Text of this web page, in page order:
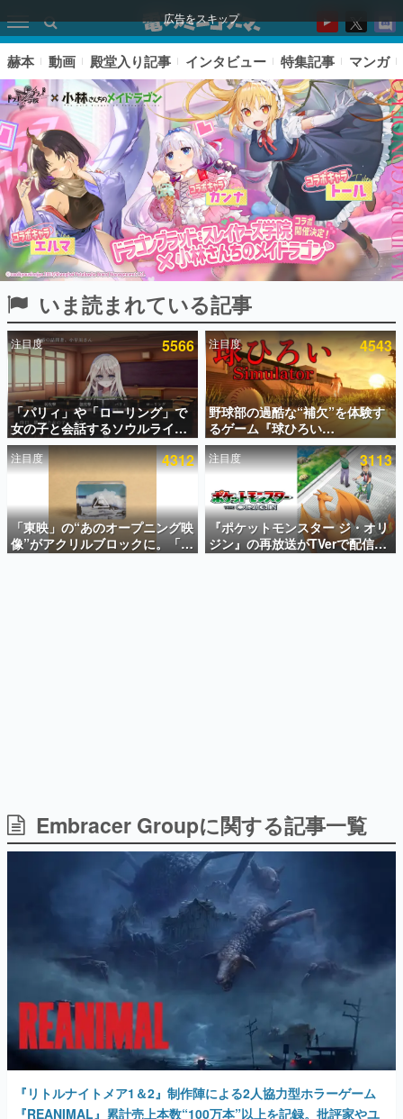
広告をスキップ
ピックアップ
電ファミのいま読まれている記事ランキング
アプリセール情報
インタビュー
連載・特集一覧
殿堂入り記事
SNS拡散数が数千以上！ ページビュー数万以上！ などな
ど。多くの人々に読まれた、電ファミ渾身の“殿堂入り”記
事をまとめました。
日本のコンテンツ産業やカルチャーに与えた影響を探る企
画です。
日本モバイルゲーム産業史
日本のモバイルゲーム史における主要なトピック・タイト
ルを網羅するほか、開発者へのインタビューや識者による
解説を掲載。約20年の歴史が一望できる決定版！
若ゲのいたり〜ゲームクリエイターの青春〜
『うつヌケ』『ペンと箸』等で知られるマンガ家・田中圭
一先生によるゲーム業界レポートマンガです。
なんでゲームは面白い？
ゲーム開発者・hamatsu氏がゲームの魅力を画面や操作の
具体的な形から解き明かしていく、硬派で骨太な評論連載
です。
「経験値」「裏技」「ラスボス」… ゲームにまつわる言葉
の起源や用法の変遷を、コンピューター文化史研究家・タ
赫本 動画 殿堂入り記事 インタビュー 特集記事 マンガ
いま読まれている記事
注目度 5566
「パリィ」や「ローリング」で
女の子と会話するソウルライク
恋愛ゲーム『小早川さんはソウ
ルライク』無料公開。返事に失
敗すると「YOU DIED」
注目度 4543
野球部の過酷な“補欠”を体験す
るゲーム『球ひろい
Simulator』が「1件」のウィッ
シュリストをもとにチェコ語に
対応しSNSで話題に。『キング
ダム・カム』開発元やチェコの
プロ野球選手から称賛の声
注目度 4312
「東映」の“あのオープニング映
像”がアクリルブロックに。「東
映ヒストリカル グッズコレクシ
注目度 3113
『ポケットモンスター ジ・オリ
ジン』の再放送がTVerで配信
中！レッド（CV：竹内順子）が
Embracer Groupに関する記事一覧
『リトルナイトメア1＆2』制作陣による2人協力型ホラーゲーム
『REANIMAL』累計売上本数“100万本”以上を記録。批評家やユ